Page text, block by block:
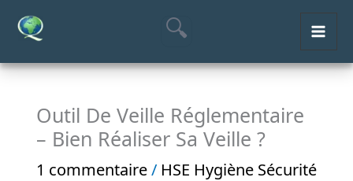
Aller
contenu
Outil De Veille Réglementaire
– Bien Réaliser Sa Veille ?
1 commentaire / HSE Hygiène Sécurité